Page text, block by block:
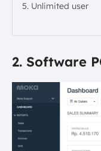
Unlimited user
2. Software